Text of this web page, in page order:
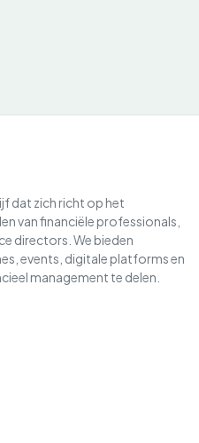
dat zich richt op het
van financiële professionals,
directors. We bieden
events, digitale platforms en
management te delen.